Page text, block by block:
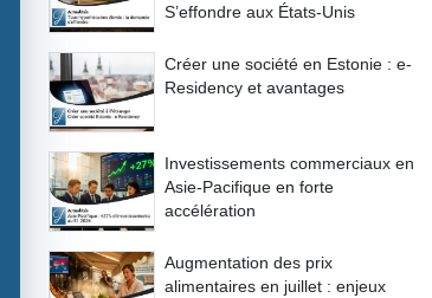
S’effondre aux États-Unis
Créer une société en Estonie : e-
Residency et avantages
Investissements commerciaux en
Asie-Pacifique en forte
accélération
Augmentation des prix
alimentaires en juillet : enjeux